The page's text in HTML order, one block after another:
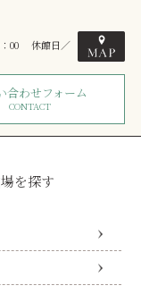
：00 休館日／
合わせフォーム
CONTACT
を探す